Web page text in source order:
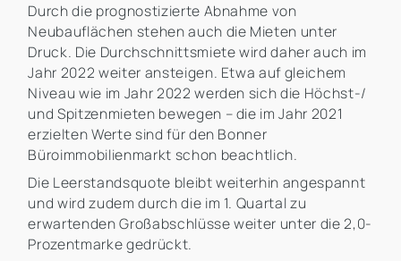
Durch die prognostizierte Abnahme von
Neubauflächen stehen auch die Mieten unter
Druck. Die Durchschnittsmiete wird daher auch im
Jahr 2022 weiter ansteigen. Etwa auf gleichem
Niveau wie im Jahr 2022 werden sich die Höchst-/
und Spitzenmieten bewegen – die im Jahr 2021
erzielten Werte sind für den Bonner
Büroimmobilienmarkt schon beachtlich.
Die Leerstandsquote bleibt weiterhin angespannt
und wird zudem durch die im 1. Quartal zu
erwartenden Großabschlüsse weiter unter die 2,0-
Prozentmarke gedrückt.